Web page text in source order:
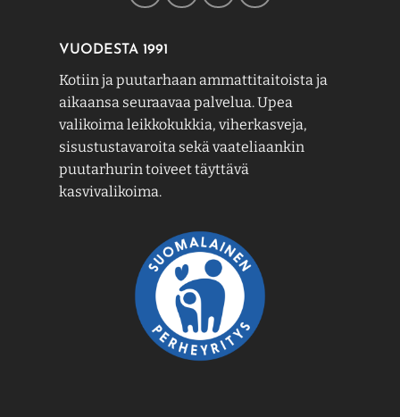
VUODESTA 1991
Kotiin ja puutarhaan ammattitaitoista ja
aikaansa seuraavaa palvelua. Upea
valikoima leikkokukkia, viherkasveja,
sisustustavaroita sekä vaateliaankin
puutarhurin toiveet täyttävä
kasvivalikoima.